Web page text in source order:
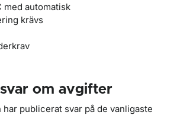
med automatisk
krävs
om avgifter
publicerat svar på de vanligaste